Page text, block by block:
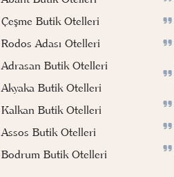
Çeşme Butik Otelleri
Rodos Adası Otelleri
Adrasan Butik Otelleri
Akyaka Butik Otelleri
Kalkan Butik Otelleri
Assos Butik Otelleri
Bodrum Butik Otelleri